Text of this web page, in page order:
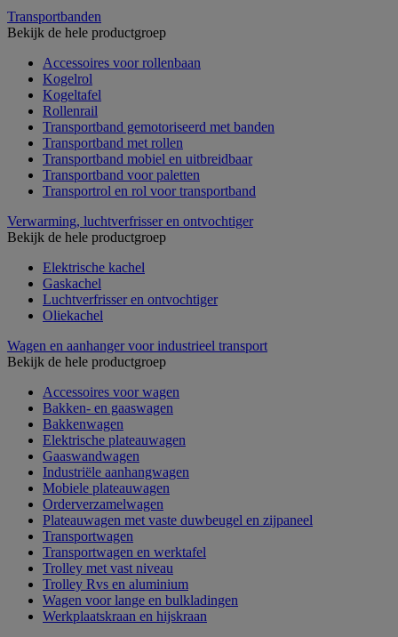
Transportbanden
Bekijk de hele productgroep
Accessoires voor rollenbaan
Kogelrol
Kogeltafel
Rollenrail
Transportband gemotoriseerd met banden
Transportband met rollen
Transportband mobiel en uitbreidbaar
Transportband voor paletten
Transportrol en rol voor transportband
Verwarming, luchtverfrisser en ontvochtiger
Bekijk de hele productgroep
Elektrische kachel
Gaskachel
Luchtverfrisser en ontvochtiger
Oliekachel
Wagen en aanhanger voor industrieel transport
Bekijk de hele productgroep
Accessoires voor wagen
Bakken- en gaaswagen
Bakkenwagen
Elektrische plateauwagen
Gaaswandwagen
Industriële aanhangwagen
Mobiele plateauwagen
Orderverzamelwagen
Plateauwagen met vaste duwbeugel en zijpaneel
Transportwagen
Transportwagen en werktafel
Trolley met vast niveau
Trolley Rvs en aluminium
Wagen voor lange en bulkladingen
Werkplaatskraan en hijskraan